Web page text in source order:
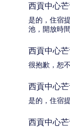
西貢中心
是的，住宿
池，開放時
西貢中心
很抱歉，恕
西貢中心
是的，住宿
西貢中心